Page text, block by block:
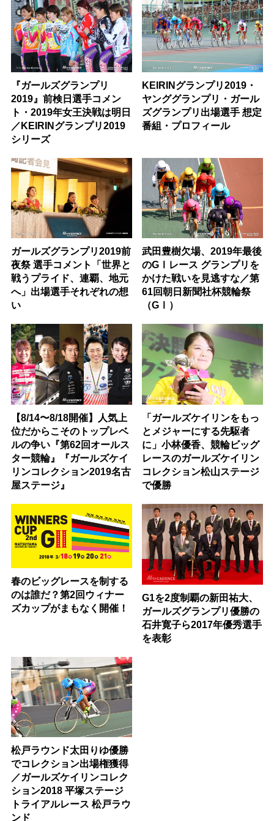
『ガールズグランプリ
2019』前検日選手コメン
ト・2019年女王決戦は明日
／KEIRINグランプリ2019
シリーズ
KEIRINグランプリ2019・
ヤンググランプリ・ガール
ズグランプリ出場選手 想定
番組・プロフィール
ガールズグランプリ2019前
夜祭 選手コメント「世界と
戦うプライド、連覇、地元
へ」出場選手それぞれの想
い
武田豊樹欠場、2019年最後
のGⅠレース グランプリを
かけた戦いを見逃すな／第
61回朝日新聞社杯競輪祭
（GⅠ）
【8/14〜8/18開催】人気上
位だからこそのトップレベ
ルの争い『第62回オールス
ター競輪』『ガールズケイ
リンコレクション2019名古
屋ステージ』
「ガールズケイリンをもっ
とメジャーにする先駆者
に」小林優香、競輪ビッグ
レースのガールズケイリン
コレクション松山ステージ
で優勝
春のビッグレースを制する
のは誰だ？第2回ウィナー
ズカップがまもなく開催！
G1を2度制覇の新田祐大、
ガールズグランプリ優勝の
石井寛子ら2017年優秀選手
を表彰
松戸ラウンド太田りゆ優勝
でコレクション出場権獲得
／ガールズケイリンコレク
ション2018 平塚ステージ
トライアルレース 松戸ラウ
ンド